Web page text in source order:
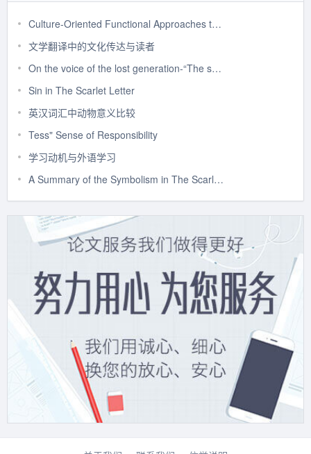
Culture-Oriented Functional Approaches to Chinese-English Translating
文学翻译中的文化传达与读者
On the voice of the lost generation-“The sun also rises”
Sin in The Scarlet Letter
英汉词汇中动物意义比较
Tess" Sense of Responsibility
学习动机与外语学习
A Summary of the Symbolism in The Scarlet Letter